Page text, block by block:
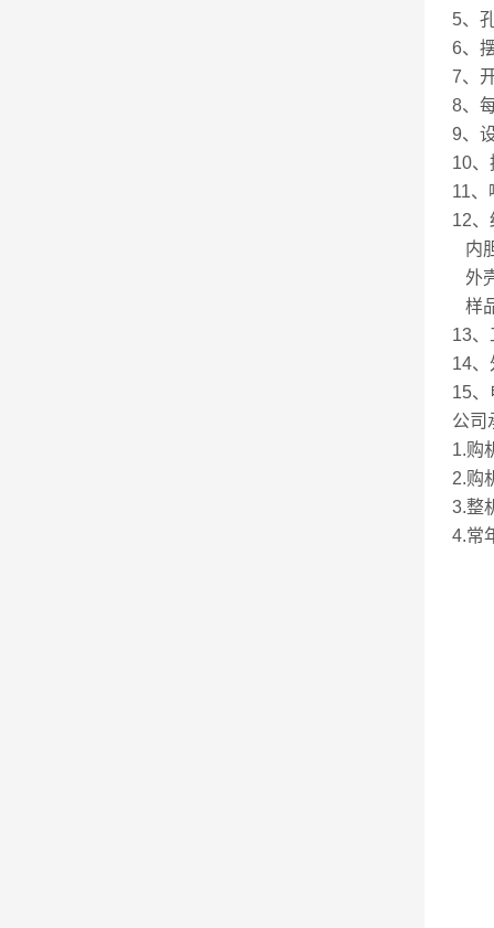
5、
6、
7、
8、
9、
10
11、
12、
内
外
样
13
14
15
公司
1.购
2.购
3.整
4.常